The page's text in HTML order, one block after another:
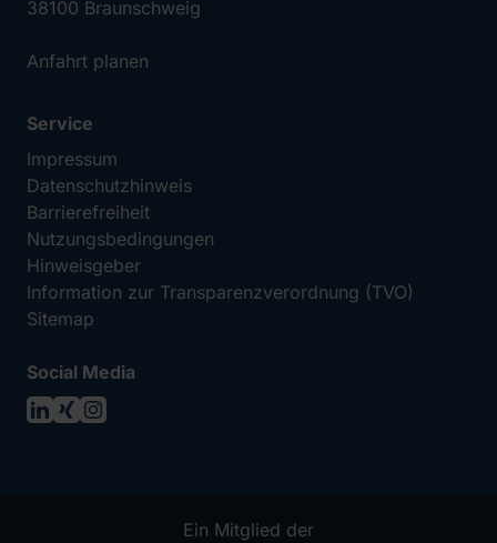
38100 Braunschweig
Anfahrt planen
Service
Impressum
Datenschutzhinweis
Barrierefreiheit
Nutzungsbedingungen
Hinweisgeber
Information zur Transparenzverordnung (TVO)
Sitemap
Social Media
LinkedIn
XINGInstagram
Ein Mitglied der